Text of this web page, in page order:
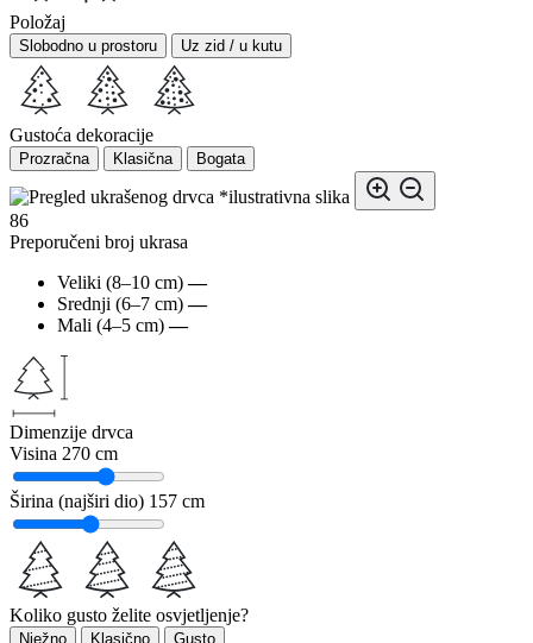
Položaj
Slobodno u prostoru Uz zid / u kutu
Gustoća dekoracije
Prozračna Klasična Bogata
*ilustrativna slika
86
Preporučeni broj ukrasa
Veliki (8–10 cm) —
Srednji (6–7 cm) —
Mali (4–5 cm) —
Dimenzije drvca
Visina 270 cm
Širina (najširi dio) 157 cm
Koliko gusto želite osvjetljenje?
Nježno Klasično Gusto